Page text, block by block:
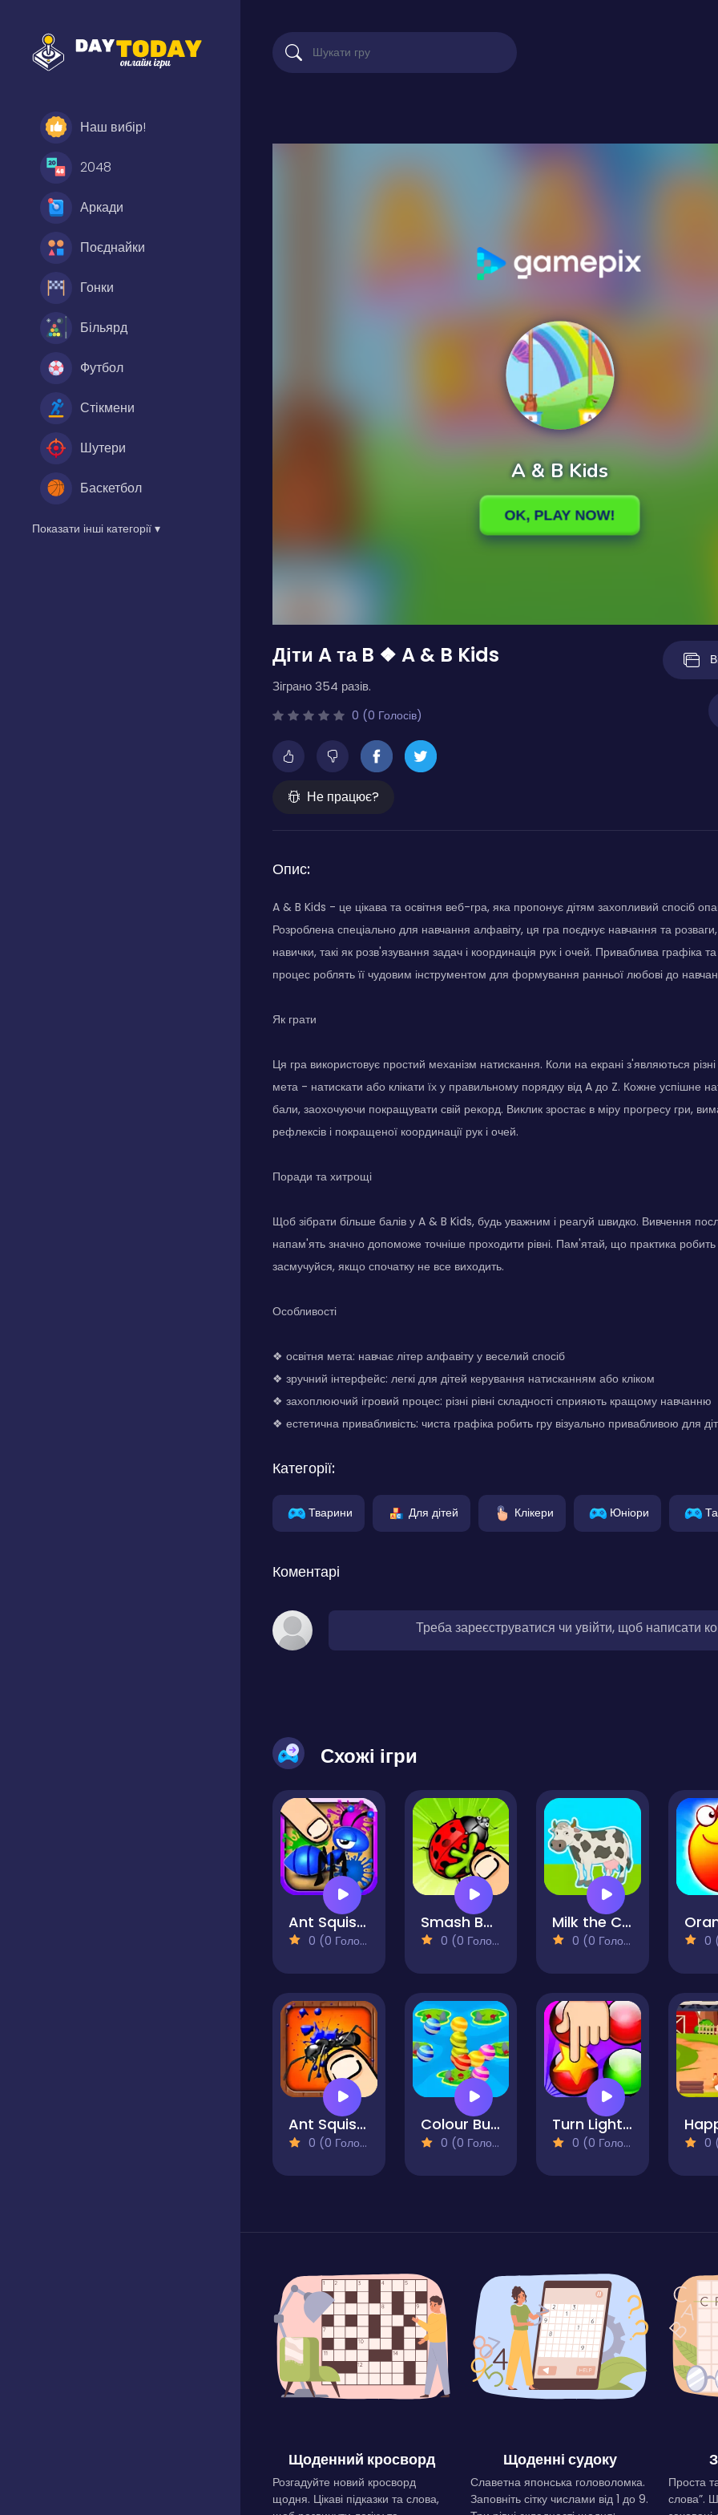
Наш вибір!
2048
Аркади
Поєднайки
Гонки
Більярд
Футбол
Стікмени
Шутери
Баскетбол
Показати інші категорії ▾
Діти A та B ❖ A & B Kids
Зіграно 354 разів.
0 (0 Голосів)
Не працює?
Опис:
A & B Kids - це цікава та освітня веб-гра, яка пропонує дітям захопливий спосіб
Розроблена спеціально для навчання алфавіту, ця гра поєднує навчання та
навички, такі як розв'язування задач і координація рук і очей. Приваблива графіка
процес роблять її чудовим інструментом для формування ранньої любові до
Як грати
Ця гра використовує простий механізм натискання. Коли на екрані з'являються
мета - натискати або клікати їх у правильному порядку від A до Z. Кожне успішне
бали, заохочуючи покращувати свій рекорд. Виклик зростає в міру прогресу гри,
рефлексів і покращеної координації рук і очей.
Поради та хитрощі
Щоб зібрати більше балів у A & B Kids, будь уважним і реагуй швидко. Вивчення
напам'ять значно допоможе точніше проходити рівні. Пам'ятай, що практика
засмучуйся, якщо спочатку не все виходить.
Особливості
❖ освітня мета: навчає літер алфавіту у веселий спосіб
❖ зручний інтерфейс: легкі для дітей керування натисканням або кліком
❖ захоплюючий ігровий процес: різні рівні складності сприяють кращому навчанню
❖ естетична привабливість: чиста графіка робить гру візуально привабливою для
Категорії:
Тварини Для дітей Клікери Юніори
Коментарі
Треба зареєструватися чи увійти, щоб написати
Схожі ігри
Ant Squisher 2
0 (0 Голосів)
Smash Bugs X
0 (0 Голосів)
Milk the Cow
0 (0 Голосів) 0
Ant Squisher
0 (0 Голосів)
Colour Bubble Touch
0 (0 Голосів)
Turn Light On
0 (0 Голосів) 0
Щоденний кросворд
Розгадуйте новий кросворд
щодня. Цікаві підказки та слова,
Щоденні судоку
Славетна японська головоломка.
Заповніть сітку числами від 1 до 9.
Проста
слова”.